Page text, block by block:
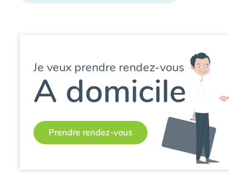
Je veux prendre rendez-vous
A domicile
Prendre rendez-vous